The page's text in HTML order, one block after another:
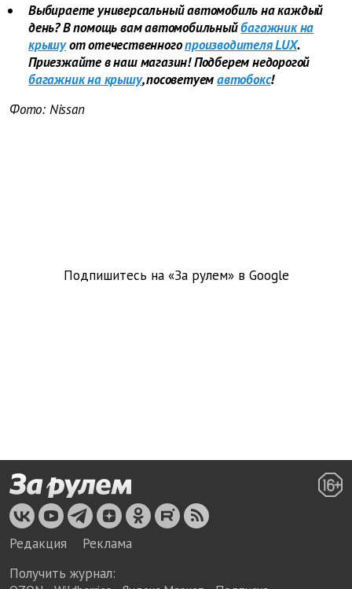
Выбираете универсальный автомобиль на каждый
день? В помощь вам автомобильныйбагажник на
крышуот отечественногопроизводителя LUX.
Приезжайте в наш магазин! Подберем недорогой
багажник на крышу, посоветуемавтобокс!
Фото: Nissan
Подпишитесь на «За рулем» в Google
Редакция
Реклама
Получить журнал: